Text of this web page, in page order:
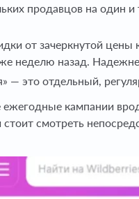
продавцов на один
от зачеркнутой
неделю назад.
— это отдельный,
кампании
смотреть